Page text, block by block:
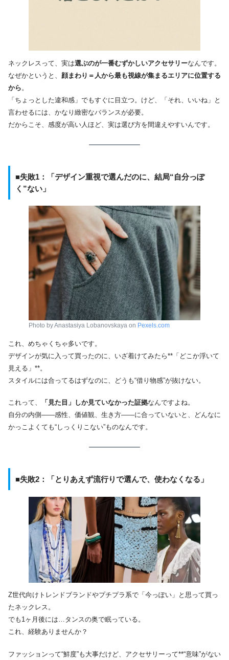
ネックレスって、実は選ぶのが一番むずかしいアクセサリーなんです。
なぜかというと、 顔まわり＝人から最も視線が集まるエリアに位置する
から。
「ちょっとした違和感」でもすぐに目立つ。けど、「それ、いいね」と
言わせるには、かなり緻密なバランスが必要。
だからこそ、感度が高い人ほど、実は選び方を間違えやすいんです。
■失敗1：「デザイン重視で選んだのに、結局“自分っぽ
く”ない」
Photo by Anastasiya Lobanovskaya on Pexels.com
これ、めちゃくちゃ多いです。
デザインが気に入って買ったのに、いざ着けてみたら**「どこか浮いて
見える」**。
スタイルには合ってるはずなのに、どうも“借り物感”が抜けない。
これって、 「見た目」しか見ていなかった証拠なんですよね。
自分の内側——感性、価値観、生き方——に合っていないと、どんなに
かっこよくても“しっくりこない”ものなんです。
■失敗2：「とりあえず流行りで選んで、使わなくなる」
Z世代向けトレンドブランドやプチプラ系で「今っぽい」と思って買っ
たネックレス。
でも1ヶ月後には…タンスの奥で眠っている。
これ、経験ありませんか？
ファッションって“鮮度”も大事だけど、アクセサリーって**“意味”がない